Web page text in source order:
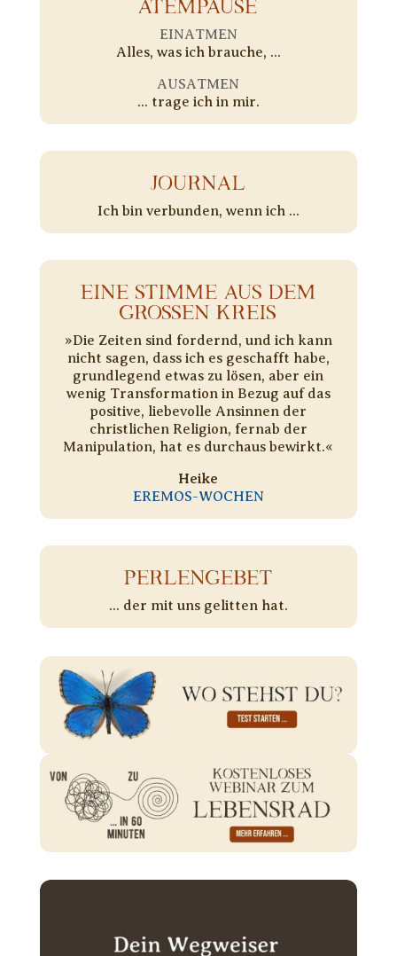
ATEMPAUSE
EINATMEN
Alles, was ich brauche, ...
AUSATMEN
... trage ich in mir.
JOURNAL
Ich bin verbunden, wenn ich ...
EINE STIMME AUS DEM
GROSSEN KREIS
»Die Zeiten sind fordernd, und ich kann
nicht sagen, dass ich es geschafft habe,
grundlegend etwas zu lösen, aber ein
wenig Transformation in Bezug auf das
positive, liebevolle Ansinnen der
christlichen Religion, fernab der
Manipulation, hat es durchaus bewirkt.«
Heike
EREMOS-WOCHEN
PERLENGEBET
... der mit uns gelitten hat.